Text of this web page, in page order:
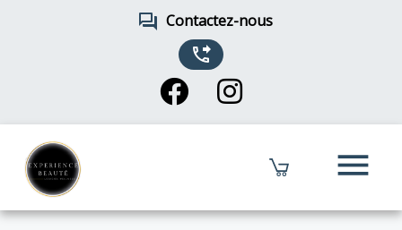
forum Contactez-nous
phone_forwarded
menu